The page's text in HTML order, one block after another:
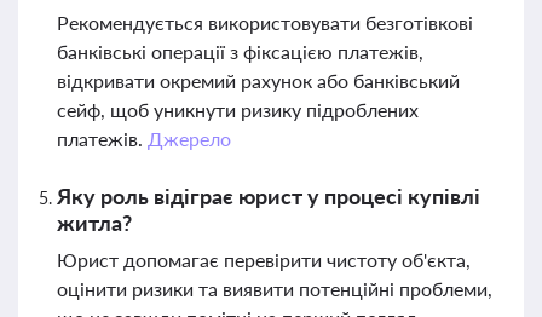
Рекомендується використовувати безготівкові
банківські операції з фіксацією платежів,
відкривати окремий рахунок або банківський
сейф, щоб уникнути ризику підроблених
платежів. Джерело
Яку роль відіграє юрист у процесі купівлі
житла?
Юрист допомагає перевірити чистоту об'єкта,
оцінити ризики та виявити потенційні проблеми,